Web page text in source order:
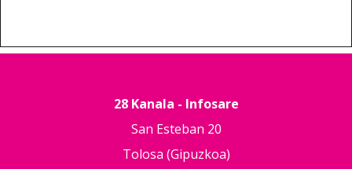
28 Kanala - Infosare
San Esteban 20
Tolosa (Gipuzkoa)